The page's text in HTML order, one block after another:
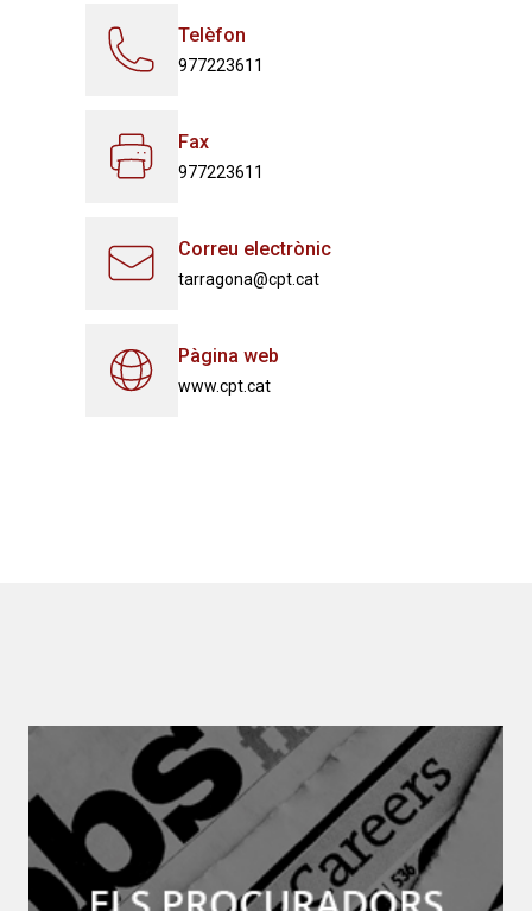
Telèfon
977223611
Fax
977223611
Correu electrònic
tarragona@cpt.cat
Pàgina web
www.cpt.cat